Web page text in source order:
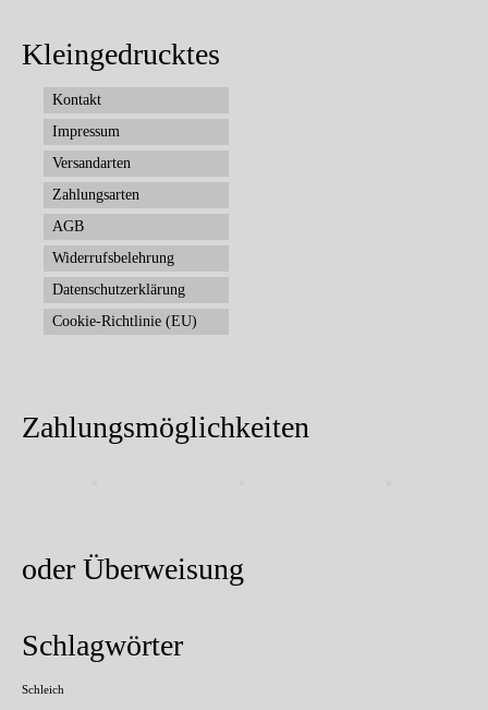
Kleingedrucktes
Kontakt
Impressum
Versandarten
Zahlungsarten
AGB
Widerrufsbelehrung
Datenschutzerklärung
Cookie-Richtlinie (EU)
Zahlungsmöglichkeiten
oder Überweisung
Schlagwörter
Schleich